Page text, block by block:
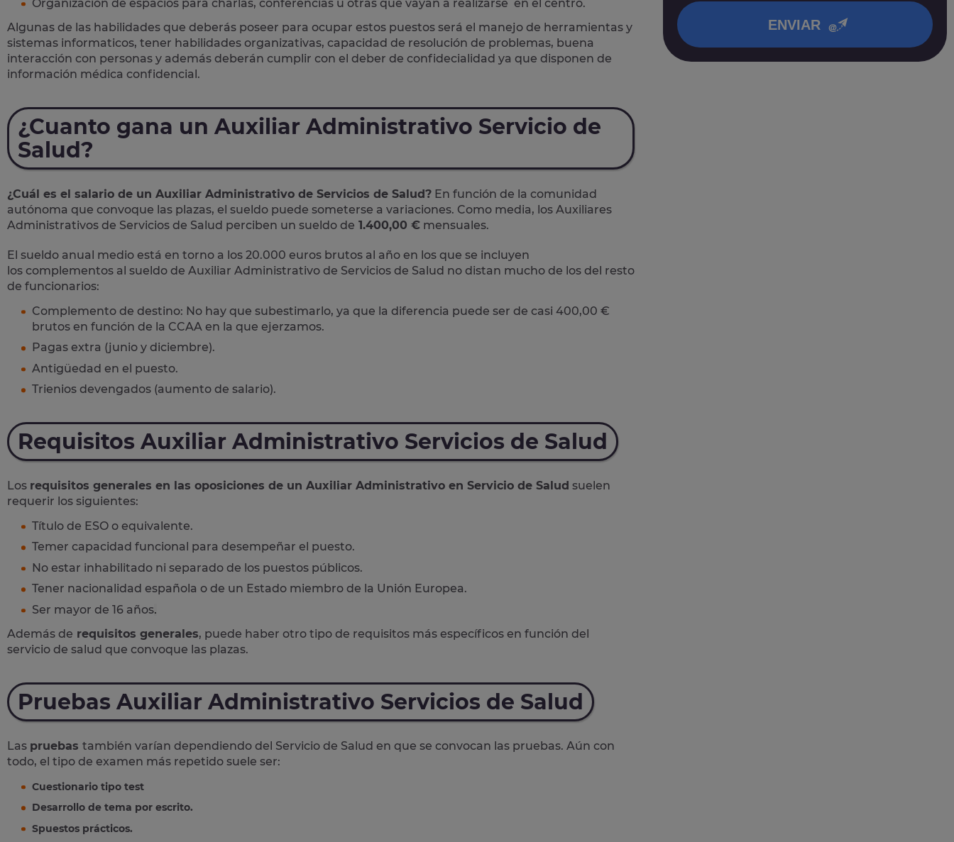
Organización de espacios para charlas, conferencias u otras que vayan a realizarse en el centro.
Algunas de las habilidades que deberás poseer para ocupar estos puestos será el manejo de herramientas y
sistemas informaticos, tener habilidades organizativas, capacidad de resolución de problemas, buena
interacción con personas y además deberán cumplir con el deber de confidecialidad ya que disponen de
información médica confidencial.
¿Cuanto gana un Auxiliar Administrativo Servicio de
Salud?
¿Cuál es el salario de un Auxiliar Administrativo de Servicios de Salud? En función de la comunidad
autónoma que convoque las plazas, el sueldo puede someterse a variaciones. Como media, los Auxiliares
Administrativos de Servicios de Salud perciben un sueldo de 1.400,00 € mensuales.
El sueldo anual medio está en torno a los 20.000 euros brutos al año en los que se incluyen
los complementos al sueldo de Auxiliar Administrativo de Servicios de Salud no distan mucho de los del resto
de funcionarios:
Complemento de destino: No hay que subestimarlo, ya que la diferencia puede ser de casi 400,00 €
brutos en función de la CCAA en la que ejerzamos.
Pagas extra (junio y diciembre).
Antigüedad en el puesto.
Trienios devengados (aumento de salario).
Requisitos Auxiliar Administrativo Servicios de Salud
Los requisitos generales en las oposiciones de un Auxiliar Administrativo en Servicio de Salud suelen
requerir los siguientes:
Título de ESO o equivalente.
Temer capacidad funcional para desempeñar el puesto.
No estar inhabilitado ni separado de los puestos públicos.
Tener nacionalidad española o de un Estado miembro de la Unión Europea.
Ser mayor de 16 años.
Además de requisitos generales, puede haber otro tipo de requisitos más específicos en función del
servicio de salud que convoque las plazas.
Pruebas Auxiliar Administrativo Servicios de Salud
Las pruebas también varían dependiendo del Servicio de Salud en que se convocan las pruebas. Aún con
todo, el tipo de examen más repetido suele ser:
Cuestionario tipo test
Desarrollo de tema por escrito.
Spuestos prácticos.
ENVIAR